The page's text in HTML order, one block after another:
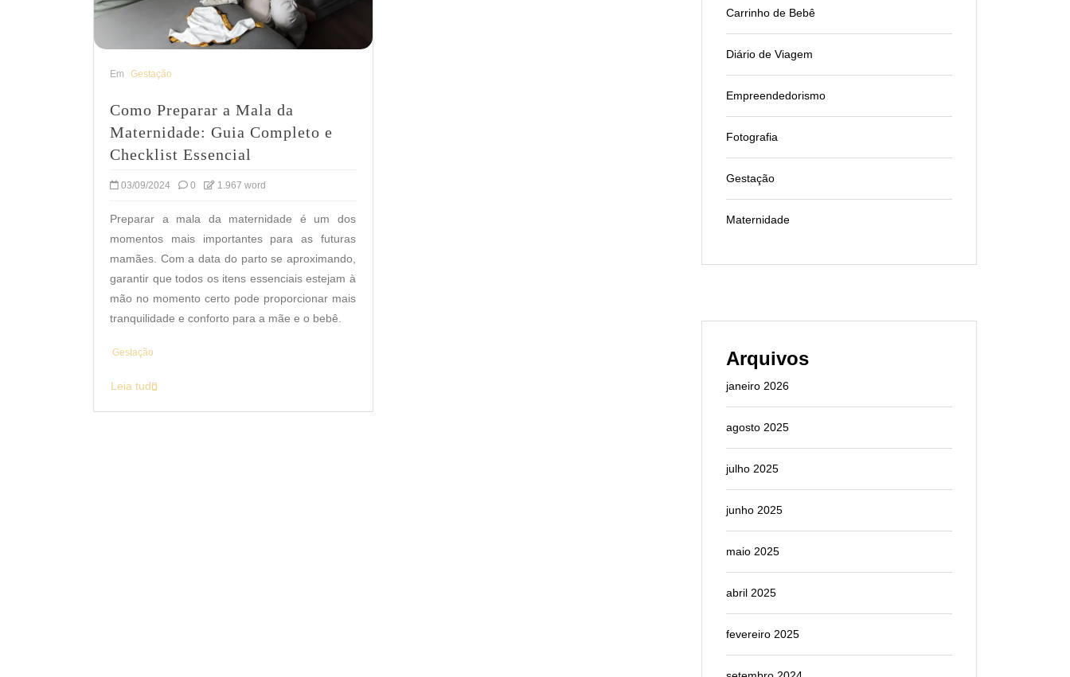
Em Gestação
Como Preparar a Mala da
Maternidade: Guia Completo e
Checklist Essencial
03/09/2024 0 1.967 word
Preparar a mala da maternidade é um dos
momentos mais importantes para as futuras
mamães. Com a data do parto se aproximando,
garantir que todos os itens essenciais estejam à
mão no momento certo pode proporcionar mais
tranquilidade e conforto para a mãe e o bebê.
Gestação
Leia tudo
Carrinho de Bebê
Diário de Viagem
Empreendedorismo
Fotografia
Gestação
Maternidade
Arquivos
janeiro 2026
agosto 2025
julho 2025
junho 2025
maio 2025
abril 2025
fevereiro 2025